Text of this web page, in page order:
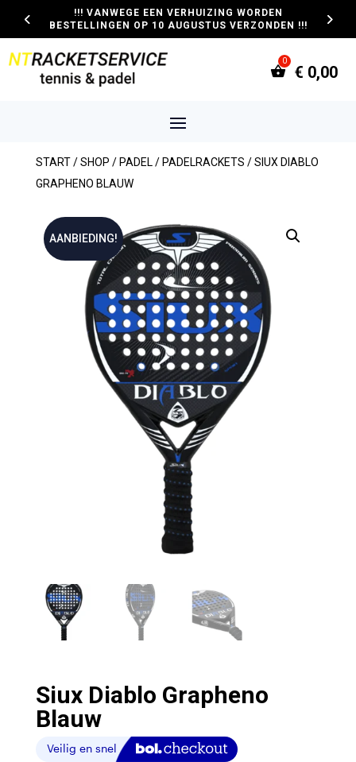
!!! VANWEGE EEN VERHUIZING WORDEN
BESTELLINGEN OP 10 AUGUSTUS VERZONDEN !!!
€ 0,00
START/SHOP / PADEL / PADELRACKETS / SIUX DIABLO
GRAPHENO BLAUW
AANBIEDING!
Siux Diablo Grapheno
Blauw